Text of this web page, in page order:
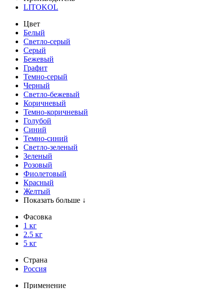
LITOKOL
Цвет
Белый
Светло-серый
Серый
Бежевый
Графит
Темно-серый
Черный
Светло-бежевый
Коричневый
Темно-коричневый
Голубой
Синий
Темно-синий
Светло-зеленый
Зеленый
Розовый
Фиолетовый
Красный
Желтый
Показать больше ↓
Фасовка
1 кг
2.5 кг
5 кг
Страна
Россия
Применение